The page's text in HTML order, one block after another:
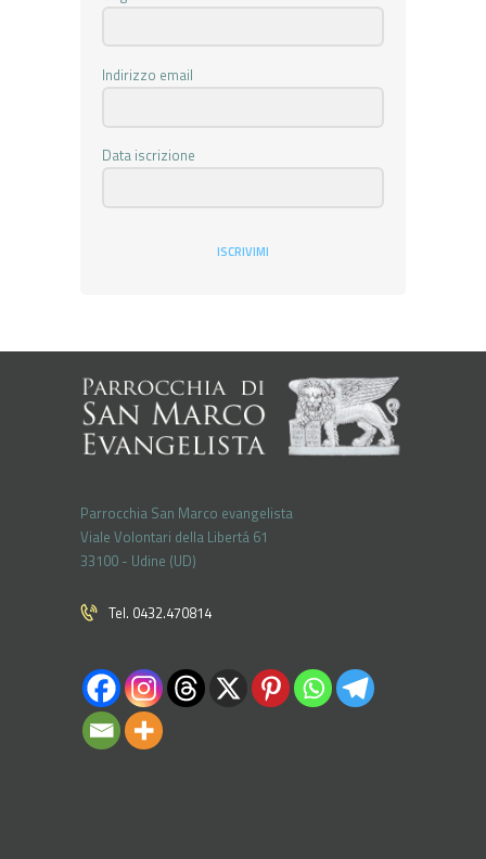
Indirizzo email
Data iscrizione
ISCRIVIMI
Parrocchia San Marco evangelista
Viale Volontari della Libertá 61
33100 - Udine (UD)
Tel. 0432.470814